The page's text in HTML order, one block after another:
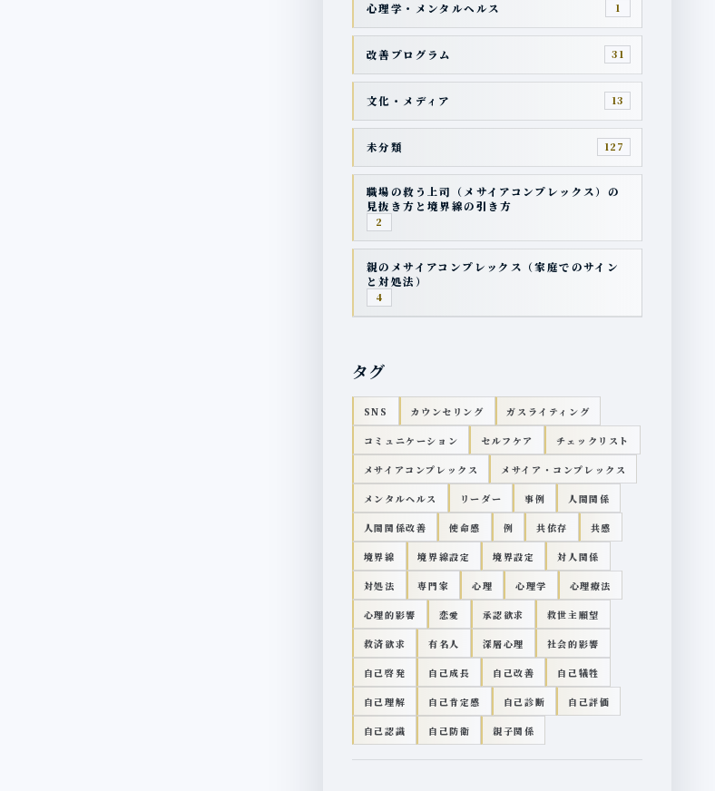
心理学・メンタルヘルス 1
改善プログラム 31
文化・メディア 13
未分類 127
職場の救う上司（メサイアコンプレックス）の
見抜き方と境界線の引き方
2
親のメサイアコンプレックス（家庭でのサイン
と対処法）
4
タグ
SNS カウンセリング ガスライティング
コミュニケーション セルフケア チェックリスト
メサイアコンプレックス メサイア・コンプレックス
メンタルヘルス リーダー 事例 人間関係
人間関係改善 使命感 例 共依存 共感
境界線 境界線設定 境界設定 対人関係
対処法 専門家 心理 心理学 心理療法
心理的影響 恋愛 承認欲求 救世主願望
救済欲求 有名人 深層心理 社会的影響
自己啓発 自己成長 自己改善 自己犠牲
自己理解 自己肯定感 自己診断 自己評価
自己認識 自己防衛 親子関係